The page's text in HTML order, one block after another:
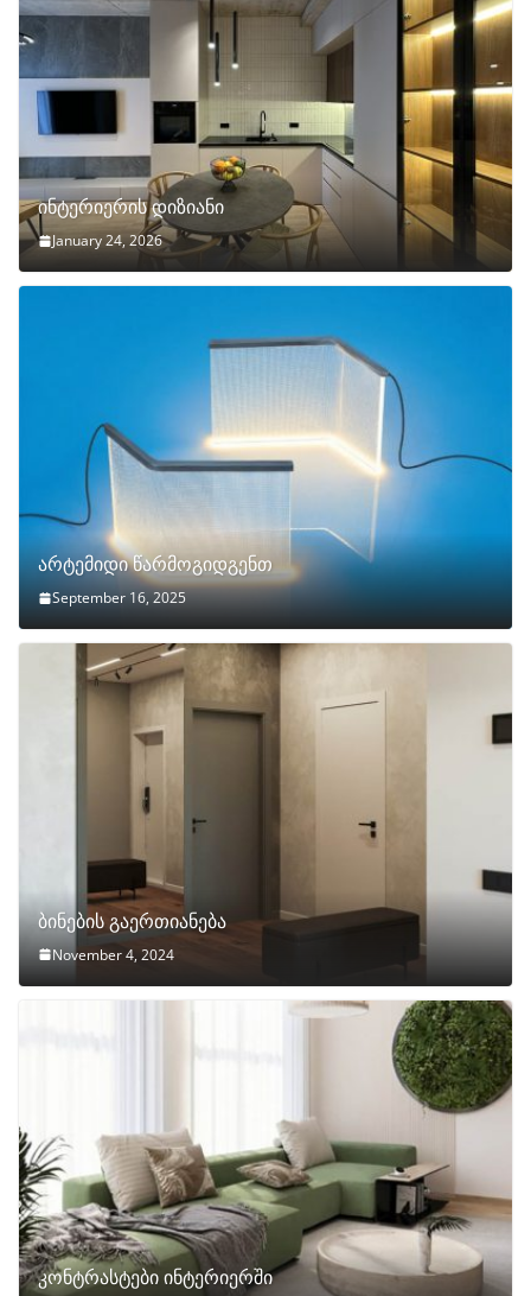
ინტერიერის დიზიანი
January 24, 2026
არტემიდი წარმოგიდგენთ
September 16, 2025
ბინების გაერთიანება
November 4, 2024
კონტრასტები ინტერიერში